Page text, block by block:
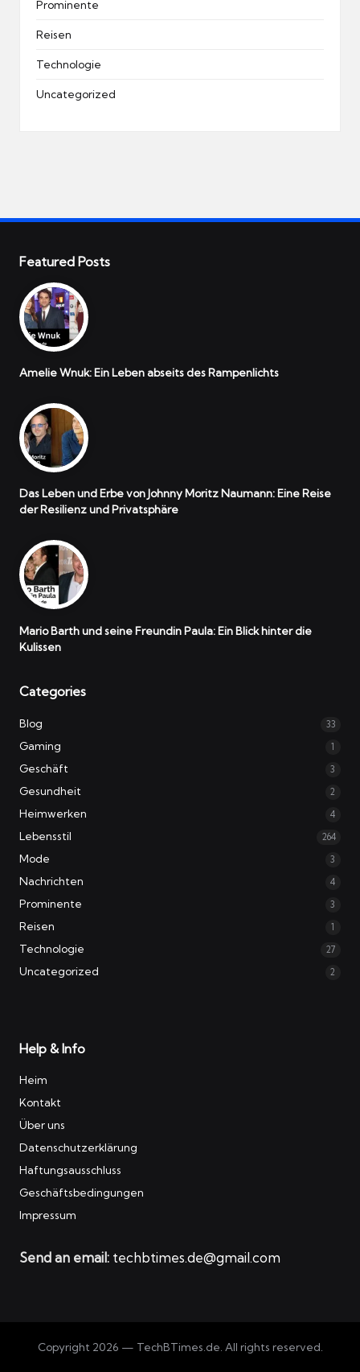
Prominente
Reisen
Technologie
Uncategorized
Featured Posts
Amelie Wnuk: Ein Leben abseits des Rampenlichts
Das Leben und Erbe von Johnny Moritz Naumann: Eine Reise
der Resilienz und Privatsphäre
Mario Barth und seine Freundin Paula: Ein Blick hinter die
Kulissen
Categories
Blog 33
Gaming 1
Geschäft 3
Gesundheit 2
Heimwerken 4
Lebensstil 264
Mode 3
Nachrichten 4
Prominente 3
Reisen 1
Technologie 27
Uncategorized 2
Help & Info
Heim
Kontakt
Über uns
Datenschutzerklärung
Haftungsausschluss
Geschäftsbedingungen
Impressum
Send an email: techbtimes.de@gmail.com
Copyright 2026 — TechBTimes.de. All rights reserved.